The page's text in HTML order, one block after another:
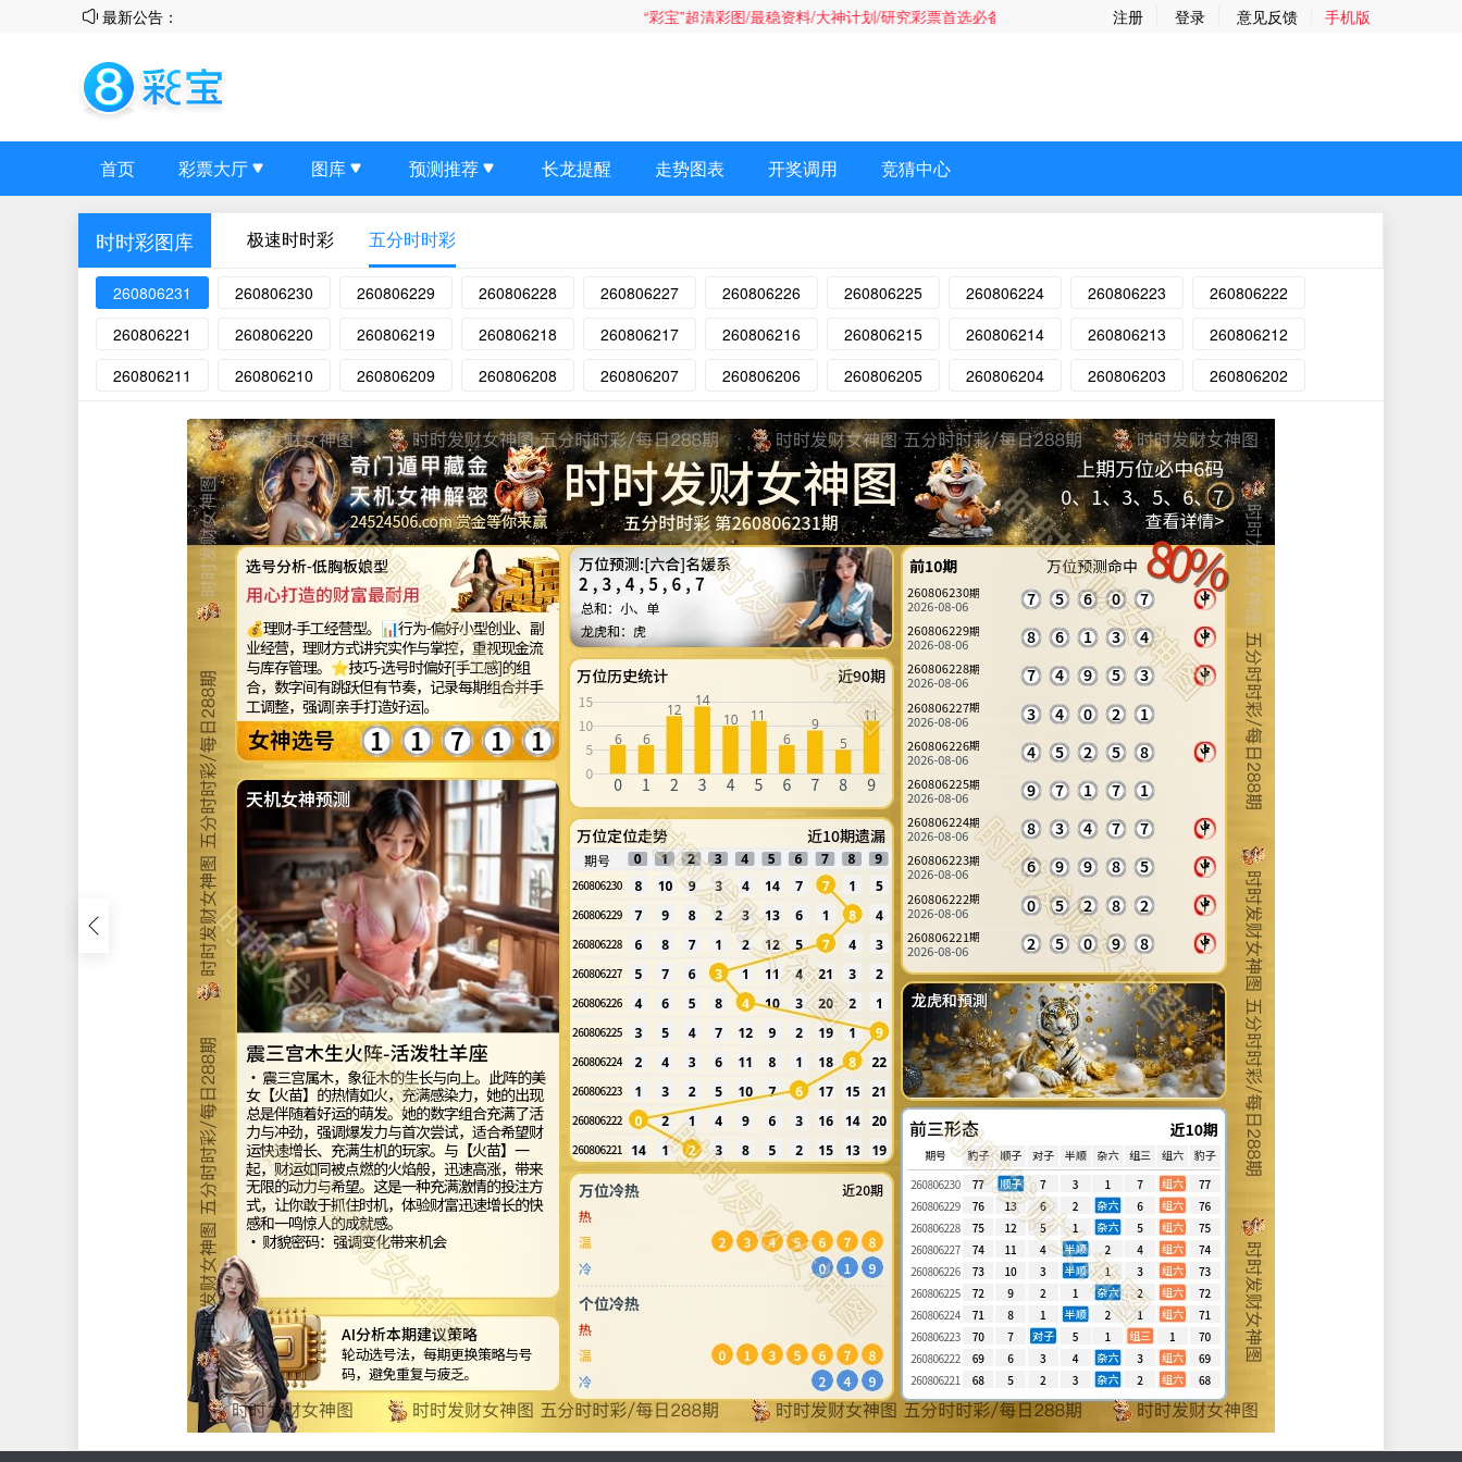
最新公告： “彩宝”超清彩图/最稳资料/大神计划/研究彩票首选必备，感谢您的支持与厚爱~易记网址：235235.com 彩票资讯，共创精彩！
注册 登录 意见反馈 手机版
首页 彩票大厅 图库 预测推荐 长龙提醒 走势图表 开奖调用 竞猜中心
时时彩图库 极速时时彩 五分时时彩
260806231 260806230 260806229 260806228 260806227 260806226 260806225 260806224 260806223
260806222
260806221
260806220 260806219 260806218 260806217 260806216 260806215 260806214 260806213
260806212
260806211
260806210 260806209 260806208 260806207 260806206 260806205 260806204 260806203 260806202
24524507.com 赏金等你来赢
时时发财女神图
五分时时彩 第260806231期
上期万位必中6码
0、1、3、5、6、7
查看详情>
选号分析-翘臀背杀型
慢一点，财运会跟上来
💰理财-慢活积累型。📊行为-偏好储蓄、土地型资
产，理财节奏缓慢但持续，重视长期积累与精致
生活品质。⭐技巧-注时偏好重复出现的号码或[老
朋友号]，她相信[熟悉的号码最可靠]，投注风格
温和稳定，也获利稳定。
女神选号 8 7 6 9 4
天机女神预测
巽四宫风助火势阵-风象双子座
• 巽四宫属木（风），象征风的变幻与速度。此阵
的美女【风铃】就像一阵风，灵巧多变，充满了
好奇心和新奇的点子。她的数字组合灵活多变，
强调流动性与多重组合，适合善于捕捉时机、追
求灵活投注策略的玩家。与【风铃】一起，将能
乘风而上，财运在风的助力下，如火般势不可
挡，获得惊人回报。机智投注方式，让你在游戏
中成为最敏捷的玩家，抓住每一个机会，体验四
两拨千斤的智慧。
• 财貌密码：近期未开出的号码组合
AI分析本期建议策略
节日号码具纪念性，选择节日日
期，增添仪式感与祝福。
万位预测:
总和：
龙虎和：
万位历史统计 近90期
万位定位走势 近10期遗漏
期号 0 1 2 3 4 5 6 7 8 9
万位冷热
温
冷
个位冷热
热
温
冷
前10期 万位预测命中 0%
0%
龙虎和預測
前三形态 近10期
期号 豹子 顺子 对子 半顺 杂六 组三 组六 豹子